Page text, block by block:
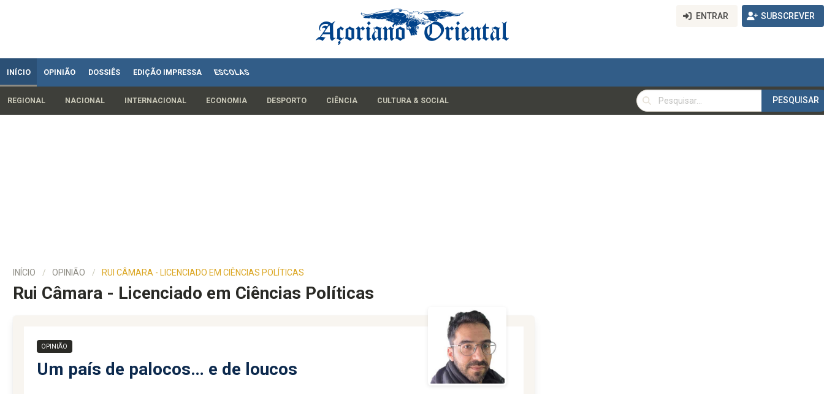
ENTRAR SUBSCREVER
INÍCIO OPINIÃO DOSSIÊS EDIÇÃO IMPRESSA ESCOLAS
REGIONAL NACIONAL INTERNACIONAL ECONOMIA DESPORTO CIÊNCIA CULTURA & SOCIAL
PESQUISAR
PESQUISAR
INÍCIO OPINIÃO RUI CÂMARA - LICENCIADO EM CIÊNCIAS POLÍTICAS
Rui Câmara - Licenciado em Ciências Políticas
OPINIÃO
Um país de palocos… e de loucos